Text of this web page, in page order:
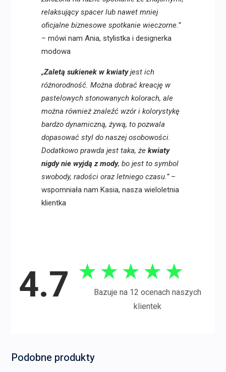
relaksujący spacer lub nawet mniej
oficjalne biznesowe spotkanie wieczorne.”
– mówi nam Ania, stylistka i designerka
modowa
„Zaletą sukienek w kwiatyjest ich
różnorodność. Można dobrać kreację w
pastelowych stonowanych kolorach, ale
można również znaleźć wzór i kolorystykę
bardzo dynamiczną, żywą, to pozwala
dopasować styl do naszej osobowości.
Dodatkowo prawda jest taka, że kwiaty
nigdy nie wyjdą z mody, bo jest to symbol
swobody, radości oraz letniego czasu.”–
wspomniała nam Kasia, nasza wieloletnia
klientka
4.7 ★ ★ ★ ★ ★
Bazuje na 12 ocenach naszych
klientek
Podobne produkty